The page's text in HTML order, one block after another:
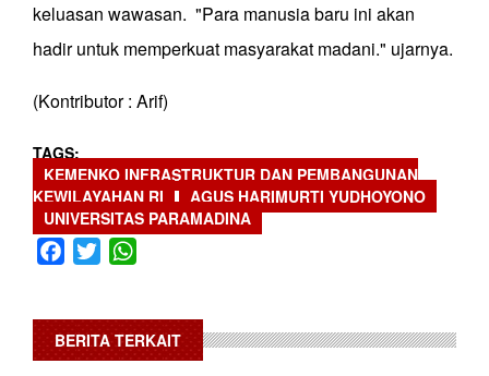
keluasan wawasan. "Para manusia baru ini akan
hadir untuk memperkuat masyarakat madani." ujarnya.
(Kontributor : Arif)
TAGS
KEMENKO INFRASTRUKTUR DAN PEMBANGUNAN
KEWILAYAHAN RI
AGUS HARIMURTI YUDHOYONO
UNIVERSITAS PARAMADINA
Facebook
Twitter
BERITA TERKAIT